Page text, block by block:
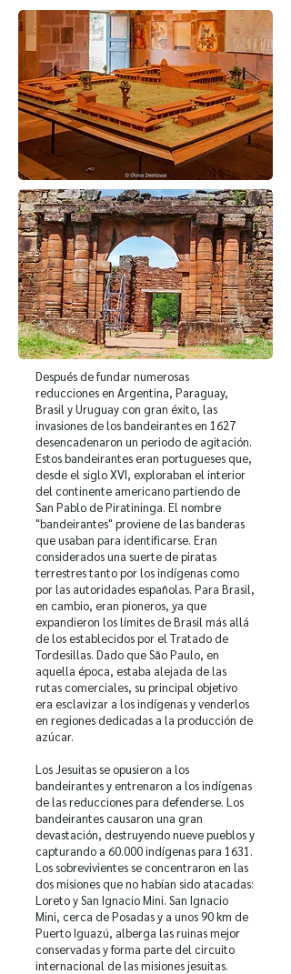
Después de fundar numerosas
reducciones en Argentina, Paraguay,
Brasil y Uruguay con gran éxito, las
invasiones de los bandeirantes en 1627
desencadenaron un periodo de agitación.
Estos bandeirantes eran portugueses que,
desde el siglo XVI, exploraban el interior
del continente americano partiendo de
San Pablo de Piratininga. El nombre
"bandeirantes" proviene de las banderas
que usaban para identificarse. Eran
considerados una suerte de piratas
terrestres tanto por los indígenas como
por las autoridades españolas. Para Brasil,
en cambio, eran pioneros, ya que
expandieron los límites de Brasil más allá
de los establecidos por el Tratado de
Tordesillas. Dado que São Paulo, en
aquella época, estaba alejada de las
rutas comerciales, su principal objetivo
era esclavizar a los indígenas y venderlos
en regiones dedicadas a la producción de
azúcar.
Los Jesuitas se opusieron a los
bandeirantes y entrenaron a los indígenas
de las reducciones para defenderse. Los
bandeirantes causaron una gran
devastación, destruyendo nueve pueblos y
capturando a 60.000 indígenas para 1631.
Los sobrevivientes se concentraron en las
dos misiones que no habían sido atacadas:
Loreto y San Ignacio Mini. San Ignacio
Mini, cerca de Posadas y a unos 90 km de
Puerto Iguazú, alberga las ruinas mejor
conservadas y forma parte del circuito
internacional de las misiones jesuitas.